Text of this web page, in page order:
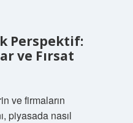
Perspektif:
ve Fırsat
ve firmaların
piyasada nasıl